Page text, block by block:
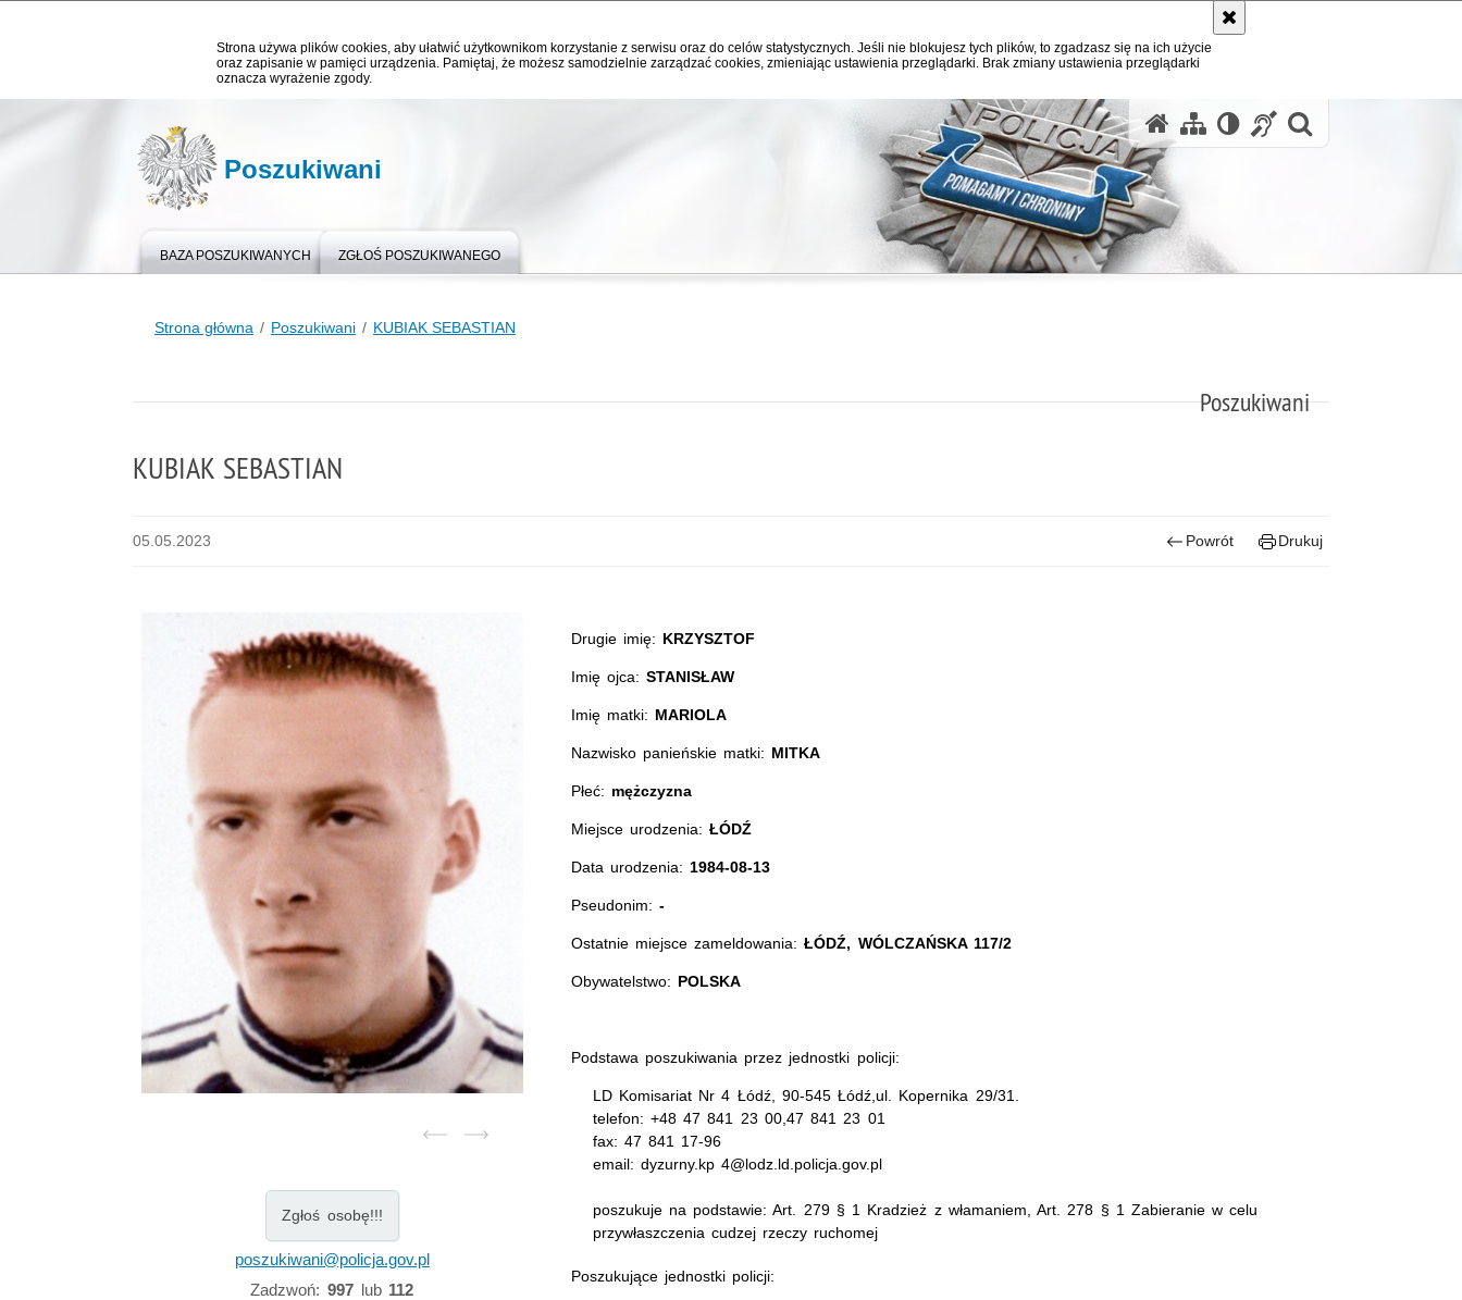
Strona używa plików cookies, aby ułatwić użytkownikom korzystanie z serwisu oraz do celów statystycznych. Jeśli nie blokujesz tych plików, to zgadzasz się na ich użycie
oraz zapisanie w pamięci urządzenia. Pamiętaj, że możesz samodzielnie zarządzać cookies, zmieniając ustawienia przeglądarki. Brak zmiany ustawienia przeglądarki
oznacza wyrażenie zgody.
Poszukiwani
BAZA POSZUKIWANYCH ZGŁOŚ POSZUKIWANEGO
Strona główna Poszukiwani KUBIAK SEBASTIAN
Poszukiwani
KUBIAK SEBASTIAN
05.05.2023 Powrót Drukuj
Zgłoś osobę!!!
poszukiwani@policja.gov.pl
Zadzwoń: 997lub 112
Drugie imię: KRZYSZTOF
Imię ojca:STANISŁAW
Imię matki: MARIOLA
Nazwisko panieńskie matki: MITKA
Płeć: mężczyzna
Miejsce urodzenia:ŁÓDŹ
Data urodzenia: 1984-08-13
Pseudonim: -
Ostatnie miejsce zameldowania:ŁÓDŹ, WÓLCZAŃSKA 117/2
Obywatelstwo: POLSKA
Podstawa poszukiwania przez jednostki policji:
LD Komisariat Nr 4 Łódź, 90-545 Łódź,ul. Kopernika 29/31.
telefon: +48 47 841 23 00,47 841 23 01
fax: 47 841 17-96
email: dyzurny.kp 4@lodz.ld.policja.gov.pl
poszukuje na podstawie: Art. 279 § 1 Kradzież z włamaniem, Art. 278 § 1 Zabieranie w celu
przywłaszczenia cudzej rzeczy ruchomej
Poszukujące jednostki policji: